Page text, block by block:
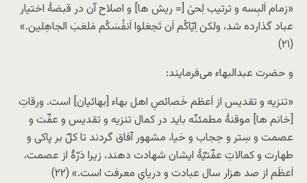
«زمام اَلبِسه و ترتیب لِحیٰ [= ریش ها] و اصلاح آن در قبضۀ اختیار
عباد گذارده شد، ولکن اِیّاکُم اَن تَجعَلوا اَنفُسَکُم مَلعَبَ الجاهِلین.»
(۲۱)
و حضرت عبدالبهاء می‌فرمایند:
«تنزیه و تقدیس از اَعظم خَصائصِ اهل بهاء [بهائیان] است. ورقاتِ
[خانم ها] موقنۀ مطمئنّه باید در کمال تنزیه و تقدیس و عفّت و
عصمت و سِتر و حِجاب و حَیا، مشهور آفاق گردند تا کلّ بر پاکی و
طهارت و کمالاتِ عفّتیّۀ ایشان شهادت دهند، زیرا ذرّۀ از عصمت،
اَعظَم از صد هزار سال عبادت و دریایِ معرفت است.» (۲۲)